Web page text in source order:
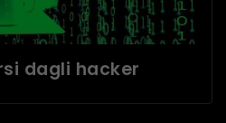
dagli hacker